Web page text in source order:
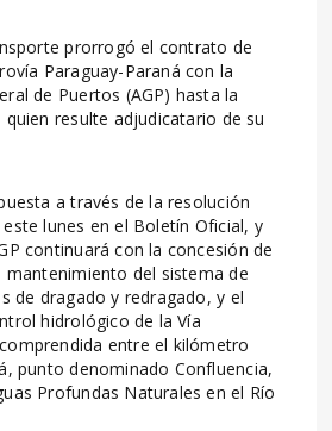
prorrogó el contrato de
Paraguay-Paraná con la
de Puertos (AGP) hasta la
resulte adjudicatario de su
a través de la resolución
lunes en el Boletín Oficial, y
continuará con la concesión de
mantenimiento del sistema de
de dragado y redragado, y el
hidrológico de la Vía
entre el kilómetro
punto denominado Confluencia,
Profundas Naturales en el Río